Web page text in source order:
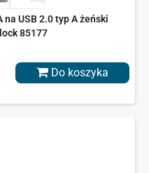
na USB 2.0 typ A żeński
85177
Do koszyka